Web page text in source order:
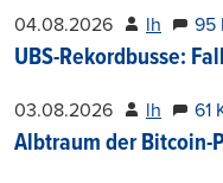
04.08.2026 lh 95
UBS-Rekordbusse:
03.08.2026 lh 61
Albtraum der Bitcoin-